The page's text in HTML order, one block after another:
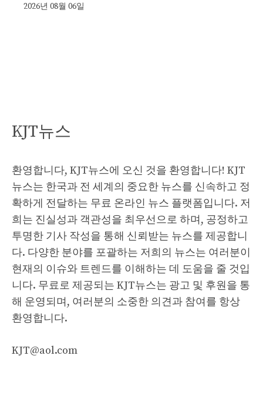
2026년 08월 06일
KJT뉴스
환영합니다, KJT뉴스에 오신 것을 환영합니다! KJT
뉴스는 한국과 전 세계의 중요한 뉴스를 신속하고 정
확하게 전달하는 무료 온라인 뉴스 플랫폼입니다. 저
희는 진실성과 객관성을 최우선으로 하며, 공정하고
투명한 기사 작성을 통해 신뢰받는 뉴스를 제공합니
다. 다양한 분야를 포괄하는 저희의 뉴스는 여러분이
현재의 이슈와 트렌드를 이해하는 데 도움을 줄 것입
니다. 무료로 제공되는 KJT뉴스는 광고 및 후원을 통
해 운영되며, 여러분의 소중한 의견과 참여를 항상
환영합니다.
KJT@aol.com